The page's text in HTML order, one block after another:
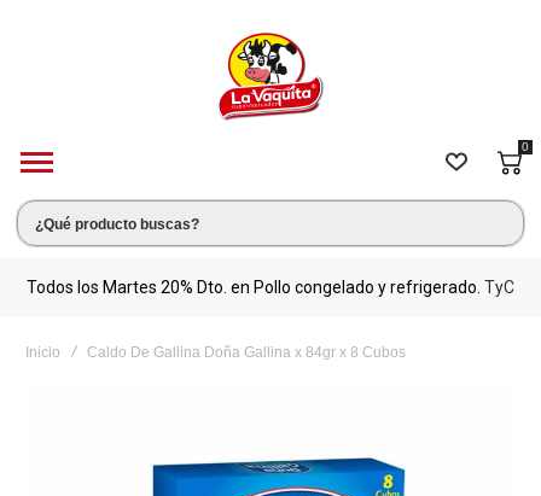
0
Todos los Martes 20% Dto. en Pollo congelado y refrigerado. TyC
Inicio Caldo De Gallina Doña Gallina x 84gr x 8 Cubos